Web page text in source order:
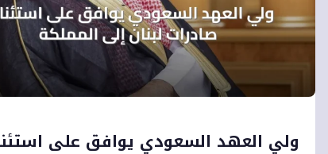
ولي العهد السعودي يوافق على